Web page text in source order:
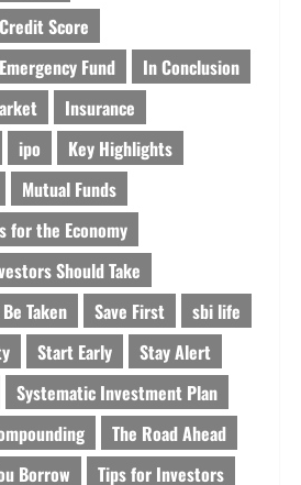
Score
Fund
In Conclusion
Insurance
ipo
Key Highlights
Mutual Funds
for the Economy
Should Take
Taken
Save First
sbi life
Start Early
Stay Alert
Systematic Investment Plan
The Road Ahead
Borrow
Tips for Investors